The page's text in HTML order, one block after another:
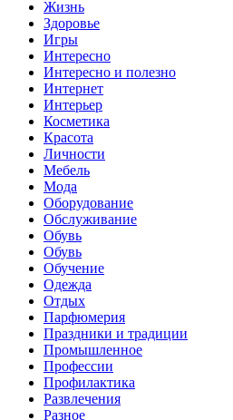
Жизнь
Здоровье
Игры
Интересно
Интересно и полезно
Интернет
Интерьер
Косметика
Красота
Личности
Мебель
Мода
Оборудование
Обслуживание
Обувь
Обувь
Обучение
Одежда
Отдых
Парфюмерия
Праздники и традиции
Промышленное
Профессии
Профилактика
Развлечения
Разное